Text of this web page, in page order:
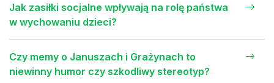
Jak zasiłki socjalne wpływają na rolę państwa
w wychowaniu dzieci?
Czy memy o Januszach i Grażynach to
niewinny humor czy szkodliwy stereotyp?